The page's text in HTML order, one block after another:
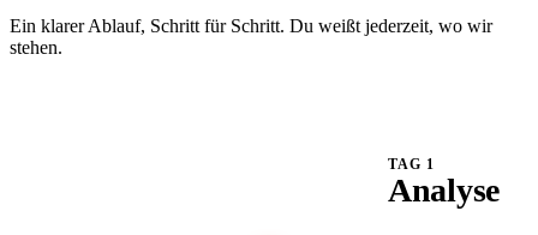
Ein klarer Ablauf, Schritt für Schritt. Du weißt jederzeit, wo wir
stehen.
TAG 1
Analyse